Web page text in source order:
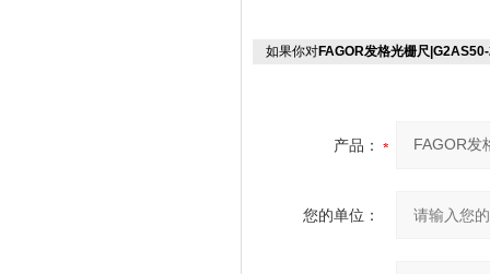
如果你对FAGOR发格光栅尺
产品：
您的单位：